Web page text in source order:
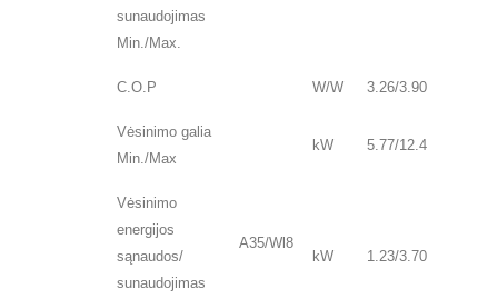
sunaudojimas
Min./Max.
C.O.P W/W 3.26/3.90
Vėsinimo galia
Min./Max
A35/Wl8
kW 5.77/12.4
Vėsinimo
energijos
sąnaudos/
sunaudojimas
kW 1.23/3.70